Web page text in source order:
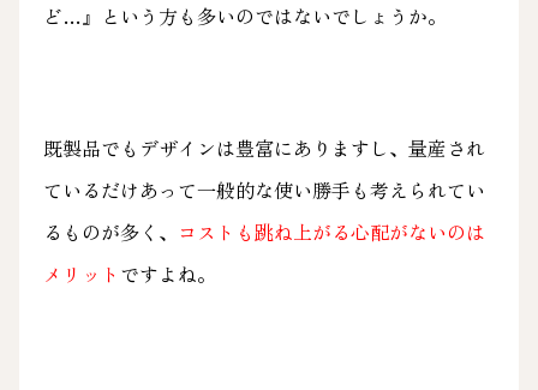
ど…』という方も多いのではないでしょうか。
既製品でもデザインは豊富にありますし、量産され
ているだけあって一般的な使い勝手も考えられてい
るものが多く、 コストも跳ね上がる心配がないのは
メリット ですよね。